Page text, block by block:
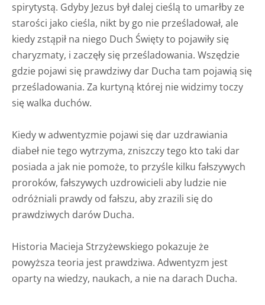
spirytystą. Gdyby Jezus był dalej cieślą to umarłby ze
starości jako cieśla, nikt by go nie prześladował, ale
kiedy zstąpił na niego Duch Święty to pojawiły się
charyzmaty, i zaczęły się prześladowania. Wszędzie
gdzie pojawi się prawdziwy dar Ducha tam pojawią się
prześladowania. Za kurtyną której nie widzimy toczy
się walka duchów.
Kiedy w adwentyzmie pojawi się dar uzdrawiania
diabeł nie tego wytrzyma, zniszczy tego kto taki dar
posiada a jak nie pomoże, to przyśle kilku fałszywych
proroków, fałszywych uzdrowicieli aby ludzie nie
odróżniali prawdy od fałszu, aby zrazili się do
prawdziwych darów Ducha.
Historia Macieja Strzyżewskiego pokazuje że
powyższa teoria jest prawdziwa. Adwentyzm jest
oparty na wiedzy, naukach, a nie na darach Ducha.